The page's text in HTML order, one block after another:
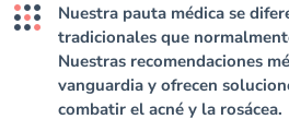
Nuestra pauta médica se
tradicionales que
Nuestras recomendaciones
vanguardia y ofrecen
combatir el acné y la rosácea.